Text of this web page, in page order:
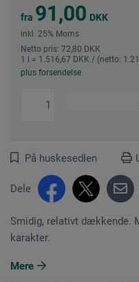
fra 91,00 DKK
inkl. 25% Moms
Netto pris: 72,80 DKK
1 l = 1.516,67 DKK / (netto:
plus forsendelse
På huskesedlen
Dele
Smidig, relativt dækkende.
karakter.
Mere